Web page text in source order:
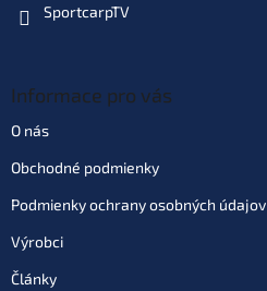
SportcarpTV
Informace pro vás
O nás
Obchodné podmienky
Podmienky ochrany osobných údajov
Výrobci
Články